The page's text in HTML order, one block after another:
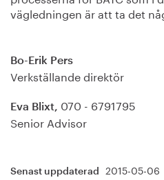
vägledningen är att ta det
Bo-Erik Pers
Verkställande direktör
Eva Blixt, 070 - 6791795
Senior Advisor
Senast uppdaterad 2015-05-06